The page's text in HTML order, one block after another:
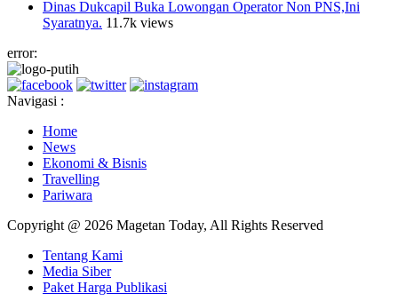
Dinas Dukcapil Buka Lowongan Operator Non PNS,Ini
Syaratnya. 11.7k views
error:
Navigasi :
Home
News
Ekonomi & Bisnis
Travelling
Pariwara
Copyright @ 2026 Magetan Today, All Rights Reserved
Tentang Kami
Media Siber
Paket Harga Publikasi